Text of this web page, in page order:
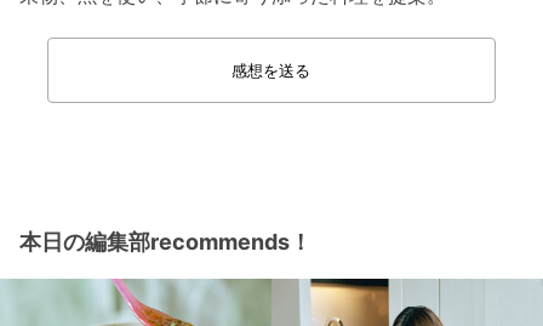
感想を送る
本日の編集部recommends！